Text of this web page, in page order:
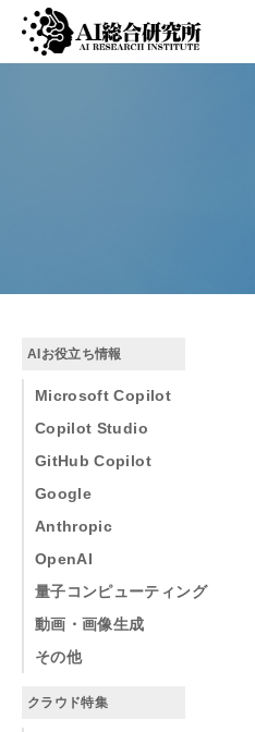
AIお役立ち情報
Microsoft Copilot
Copilot Studio
GitHub Copilot
Google
Anthropic
OpenAI
量子コンピューティング
動画・画像生成
その他
クラウド特集